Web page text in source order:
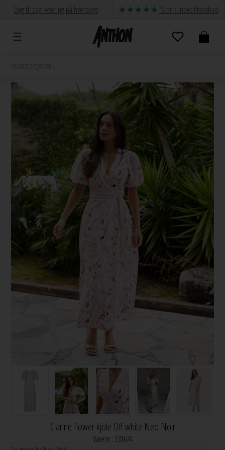
Dag til dag levering på hverdage Stor kundetilfredshed
Clarine flower kjole Off white Neo Noir
Varenr.: 131674